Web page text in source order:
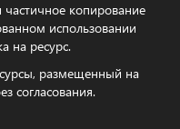
копирование
использовании
на ресурс.
размещенный на
согласования.